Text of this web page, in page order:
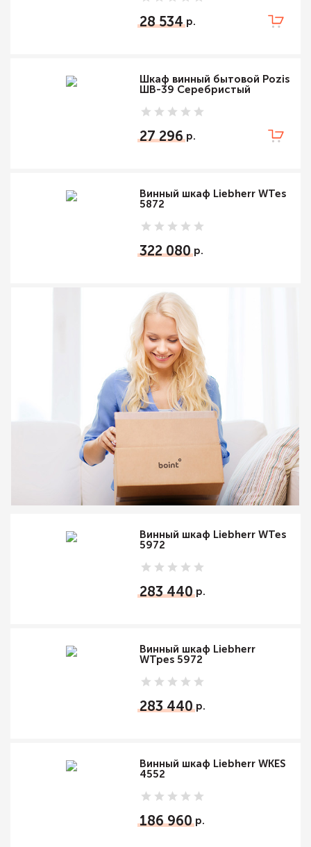
28 534
Шкаф винный бытовой Pozis
ШВ-39 Серебристый
27 296
Винный шкаф Liebherr WTes
5872
322 080
Винный шкаф Liebherr WTes
5972
283 440
Винный шкаф Liebherr
WTpes 5972
283 440
Винный шкаф Liebherr WKES
4552
186 960